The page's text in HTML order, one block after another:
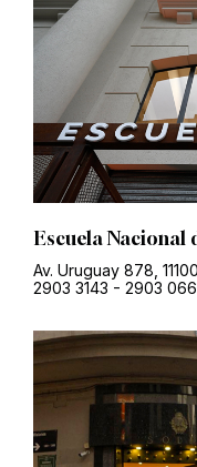
Escuela Nacional
Av. Uruguay 878,
2903 3143 - 2903